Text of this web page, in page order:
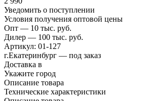
Уведомить о поступлении
Условия получения оптовой цены
Опт — 10 тыс. руб.
Дилер — 100 тыс. руб.
Артикул: 01-127
г.Екатеринбург — под заказ
Доставка в
Укажите город
Описание товара
Технические характеристики